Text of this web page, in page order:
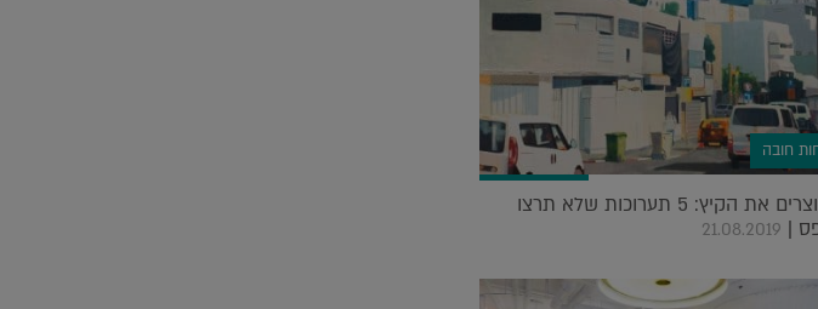
חובה
לא עוצרים את הקיץ: 5 תערוכות שלא תרצו
|
21.08.2019